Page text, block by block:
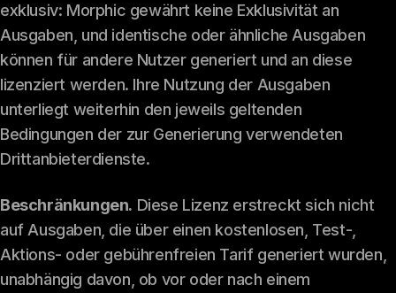
exklusiv: Morphic gewährt keine Exklusivität an
Ausgaben, und identische oder ähnliche Ausgaben
können für andere Nutzer generiert und an diese
lizenziert werden. Ihre Nutzung der Ausgaben
unterliegt weiterhin den jeweils geltenden
Bedingungen der zur Generierung verwendeten
Drittanbieterdienste.
Beschränkungen. Diese Lizenz erstreckt sich nicht
auf Ausgaben, die über einen kostenlosen, Test-,
Aktions- oder gebührenfreien Tarif generiert wurden,
unabhängig davon, ob vor oder nach einem